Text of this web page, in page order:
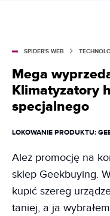
SPIDER'S WEB
Mega
Klimatyzatory
specjalnego
LOKOWANIE PRODUKTU:
Ależ promocję na
sklep Geekbuying.
kupić szereg
taniej, a ja